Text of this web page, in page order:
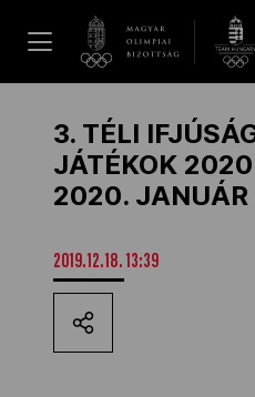
Hírek
Galéria
Dakar 2026
3. TÉLI
JÁTÉKOK
2020. JANUÁR
2019.12.18. 13:39